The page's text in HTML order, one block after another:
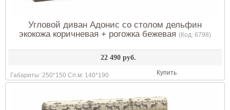
Угловой диван Адонис со столом дельфин
экокожа коричневая + рогожка бежевая (Код: 6798)
22 490 руб.
Габариты: 250*150 Сп.м: 140*190 Купить